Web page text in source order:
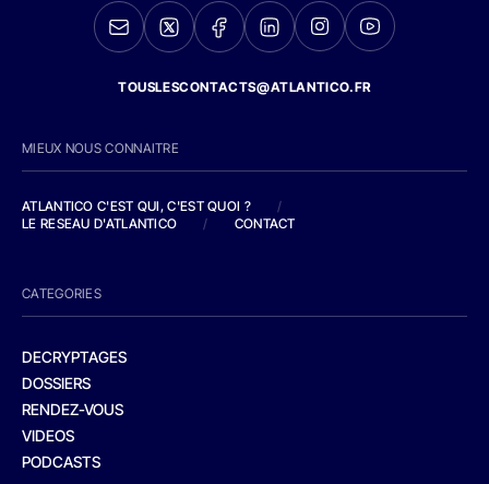
TOUSLESCONTACTS@ATLANTICO.FR
MIEUX NOUS CONNAITRE
ATLANTICO C'EST QUI, C'EST QUOI ?
/
LE RESEAU D'ATLANTICO
/ CONTACT
CATEGORIES
DECRYPTAGES
DOSSIERS
RENDEZ-VOUS
VIDEOS
PODCASTS